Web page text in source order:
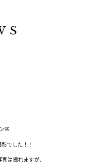
🌸
でした！！
は撮れますが、